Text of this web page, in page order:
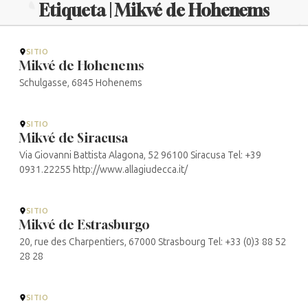
Etiqueta | Mikvé de Hohenems
SITIO
Mikvé de Hohenems
Schulgasse, 6845 Hohenems
SITIO
Mikvé de Siracusa
Via Giovanni Battista Alagona, 52 96100 Siracusa Tel: +39
0931.22255 http://www.allagiudecca.it/
SITIO
Mikvé de Estrasburgo
20, rue des Charpentiers, 67000 Strasbourg Tel: +33 (0)3 88 52
28 28
SITIO